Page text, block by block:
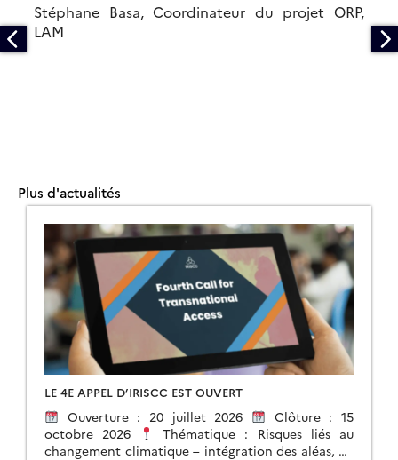
Stéphane Basa, Coordinateur du projet ORP,
LAM
Plus d'actualités
LE 4E APPEL D’IRISCC EST OUVERT
Ouverture : 20 juillet 2026
Clôture : 15
octobre 2026
Thématique : Risques liés au
changement climatique – intégration des aléas, de